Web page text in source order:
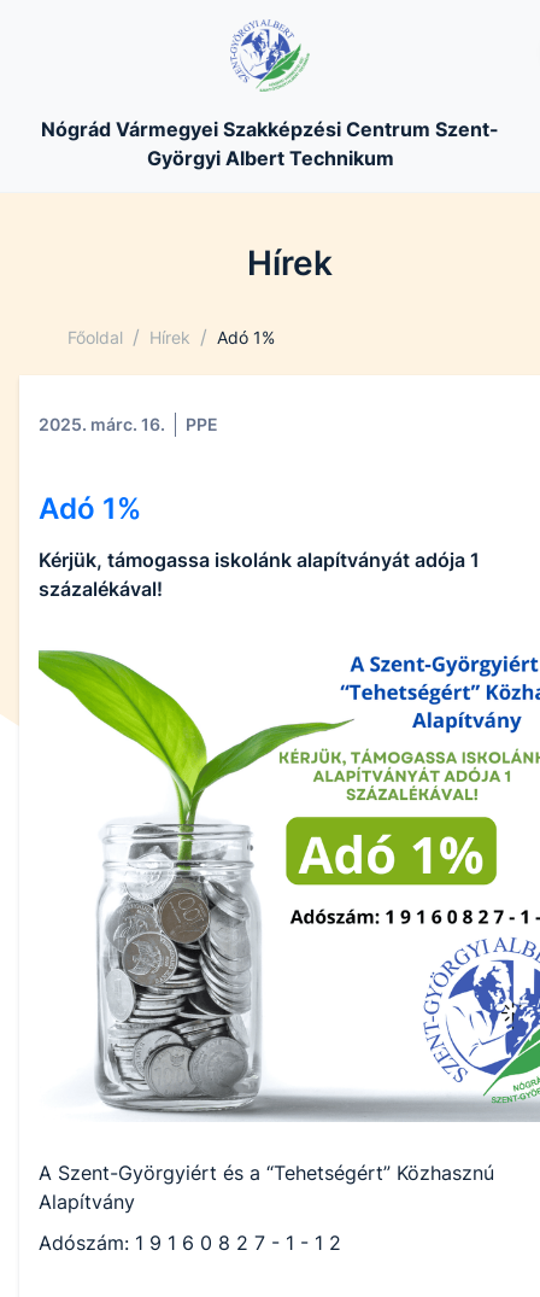
Nógrád Vármegyei Szakképzési Centrum Szent-
Györgyi Albert Technikum
Hírek
Főoldal / Hírek / Adó 1%
2025. márc. 16. PPE
Adó 1%
Kérjük, támogassa iskolánk alapítványát adója 1
százalékával!
A Szent-Györgyiért és a “Tehetségért” Közhasznú
Alapítvány
Adószám: 1 9 1 6 0 8 2 7 - 1 - 1 2